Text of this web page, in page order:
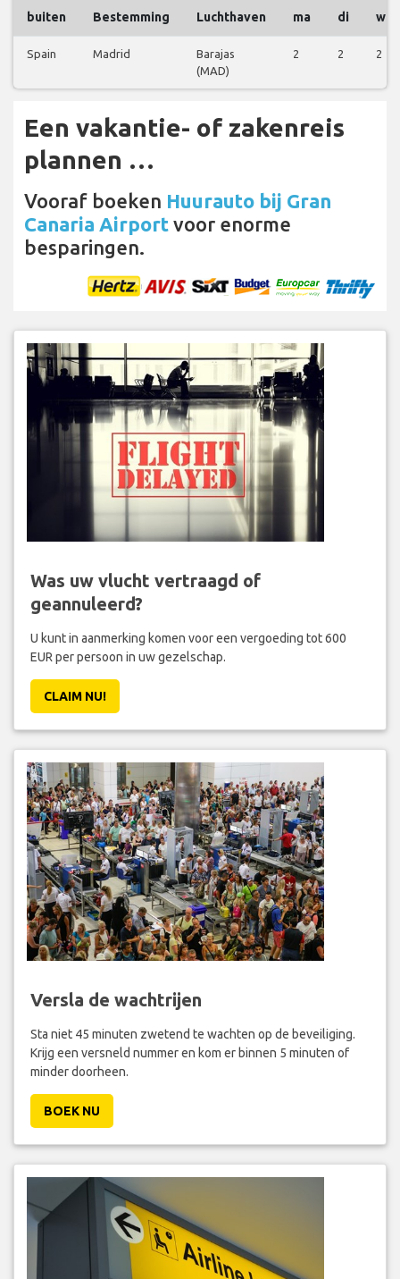
buiten Bestemming Luchthaven ma di wo
Spain Madrid
Barajas
(MAD)
2 2 2
Een vakantie- of zakenreis
plannen …
Vooraf boeken Huurauto bij Gran
Canaria Airport voor enorme
besparingen.
Was uw vlucht vertraagd of
geannuleerd?
U kunt in aanmerking komen voor een vergoeding tot 600
EUR per persoon in uw gezelschap.
CLAIM NU!
Versla de wachtrijen
Sta niet 45 minuten zwetend te wachten op de beveiliging.
Krijg een versneld nummer en kom er binnen 5 minuten of
minder doorheen.
BOEK NU